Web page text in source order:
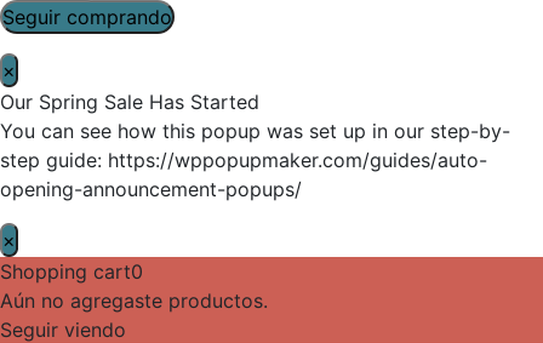
Seguir comprando
×
Our Spring Sale Has Started
You can see how this popup was set up in our step-by-
step guide: https://wppopupmaker.com/guides/auto-
opening-announcement-popups/
×
Shopping cart0
Aún no agregaste productos.
Seguir viendo